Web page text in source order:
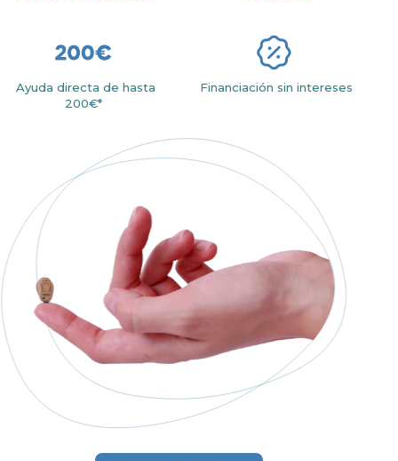
Ayuda directa de hasta
200€*
Financiación sin intereses